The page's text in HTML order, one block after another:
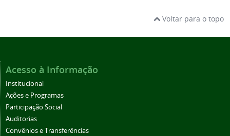
Voltar para o topo
Acesso à Informação
Institucional
Ações e Programas
Participação Social
Auditorias
Convênios e Transferências